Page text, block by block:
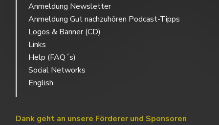
Anmeldung Newsletter
Anmeldung Gut nachzuhören Podcast-Tipps
Logos & Banner (CD)
Links
Help (FAQ´s)
Social Networks
English
Dank geht an unsere Förderer und Sponsoren